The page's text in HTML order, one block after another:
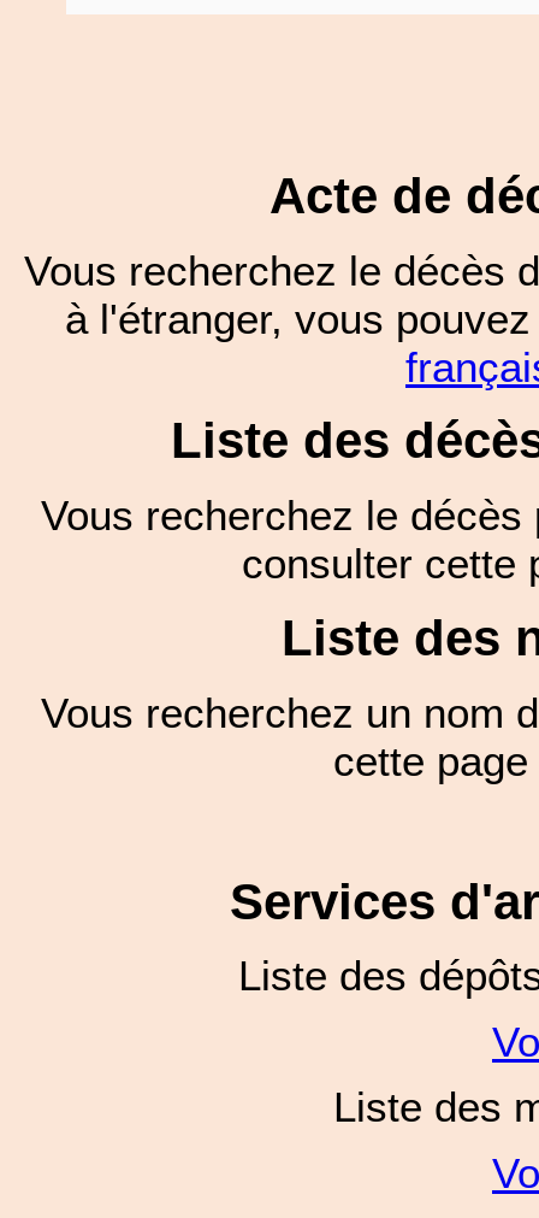
Acte de
Vous recherchez le décès
à l'étranger, vous
Liste des
Vous recherchez le
consulter
Liste des
Vous recherchez un nom
cette
Services
Liste des
Liste des